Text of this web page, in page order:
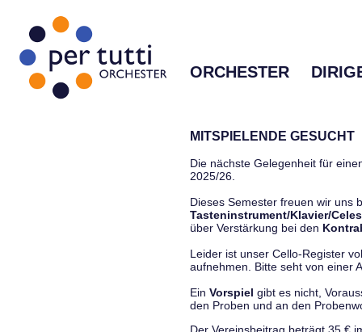
ORCHESTER
MITSPIELENDE GESUCHT
Die nächste Gelegenheit für
2025/26.
Dieses Semester freuen wir uns
Tasteninstrument/Klavier/
über Verstärkung bei den
Leider ist unser Cello-Register
aufnehmen. Bitte seht von einer
Ein Vorspiel gibt es nicht,
den Proben und an den